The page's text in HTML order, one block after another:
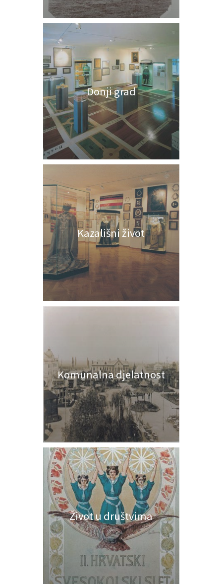
Donji grad
Kazališni život
Komunalna djelatnost
Život u društvima